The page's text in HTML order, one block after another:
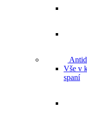
Vše v
spaní